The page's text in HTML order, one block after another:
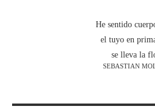
He sentido
el tuyo en
se lleva la
SEBASTIAN